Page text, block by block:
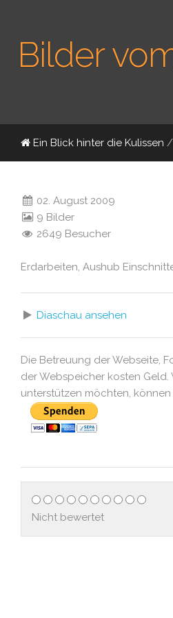
Bilder
Ein Blick hinter die Kulissen /
02. August 2009
9 Bilder
2649 Besucher
Erdarbeiten, Aushub
Diaschau ansehen
Die Betreuung der Webseite,
der Webspeicher kosten Geld.
unterstützen möchten, können
Nicht bewertet